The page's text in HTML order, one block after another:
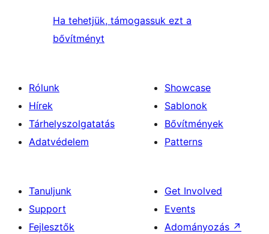
Ha tehetjük, támogassuk ezt a
bővítményt
Rólunk
Hírek
Tárhelyszolgatatás
Adatvédelem
Showcase
Sablonok
Bővítmények
Patterns
Tanuljunk
Support
Fejlesztők
Get Involved
Events
Adományozás ↗